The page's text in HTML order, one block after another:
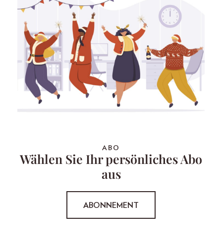
ABO
Wählen Sie Ihr persönliches Abo
aus
ABONNEMENT